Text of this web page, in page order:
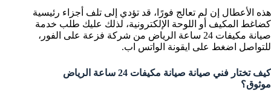
هذه الأعطال إن لم تعالج فورًا، قد تؤدي إلى تلف أجزاء رئيسية
كضاغط المكيف أو اللوحة الإلكترونية، لذلك عليك طلب خدمة
صيانة مكيفات 24 ساعة الرياض من شركة فزعة على الفور،
للتواصل اضغط على ايقونة الواتس اب.
كيف تختار فني صيانة صيانة مكيفات 24 ساعة الرياض
موثوق؟